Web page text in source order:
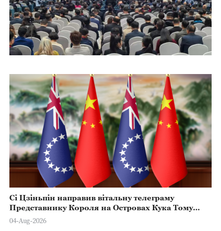
Сі Цзіньпін направив вітальну телеграму
Представнику Короля на Островах Кука Тому
Марстерсу з нагоди Дня Конституції
04-Aug-2026